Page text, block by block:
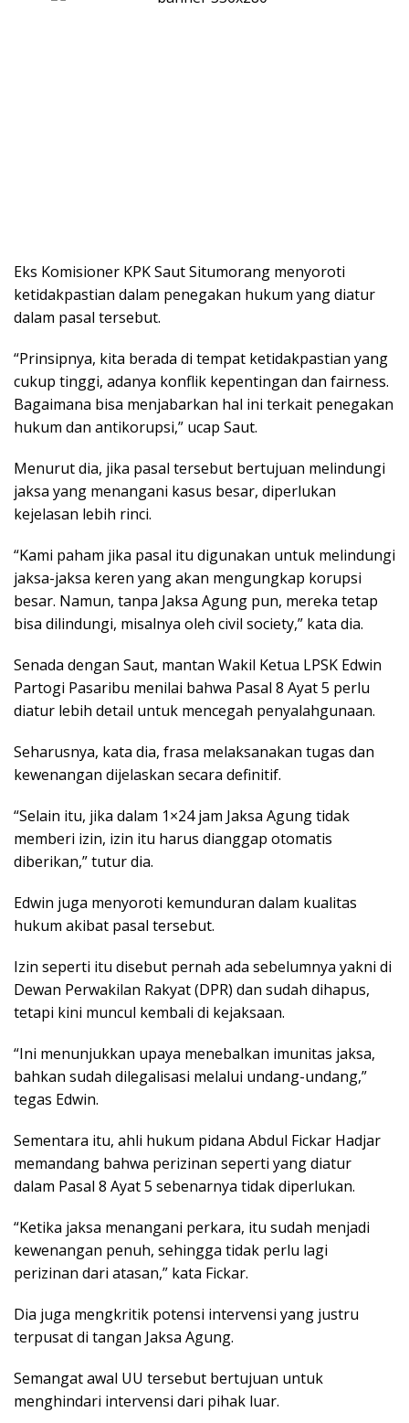
Eks Komisioner KPK Saut Situmorang menyoroti
ketidakpastian dalam penegakan hukum yang diatur
dalam pasal tersebut.
“Prinsipnya, kita berada di tempat ketidakpastian yang
cukup tinggi, adanya konflik kepentingan dan fairness.
Bagaimana bisa menjabarkan hal ini terkait penegakan
hukum dan antikorupsi,” ucap Saut.
Menurut dia, jika pasal tersebut bertujuan melindungi
jaksa yang menangani kasus besar, diperlukan
kejelasan lebih rinci.
“Kami paham jika pasal itu digunakan untuk melindungi
jaksa-jaksa keren yang akan mengungkap korupsi
besar. Namun, tanpa Jaksa Agung pun, mereka tetap
bisa dilindungi, misalnya oleh civil society,” kata dia.
Senada dengan Saut, mantan Wakil Ketua LPSK Edwin
Partogi Pasaribu menilai bahwa Pasal 8 Ayat 5 perlu
diatur lebih detail untuk mencegah penyalahgunaan.
Seharusnya, kata dia, frasa melaksanakan tugas dan
kewenangan dijelaskan secara definitif.
“Selain itu, jika dalam 1×24 jam Jaksa Agung tidak
memberi izin, izin itu harus dianggap otomatis
diberikan,” tutur dia.
Edwin juga menyoroti kemunduran dalam kualitas
hukum akibat pasal tersebut.
Izin seperti itu disebut pernah ada sebelumnya yakni di
Dewan Perwakilan Rakyat (DPR) dan sudah dihapus,
tetapi kini muncul kembali di kejaksaan.
“Ini menunjukkan upaya menebalkan imunitas jaksa,
bahkan sudah dilegalisasi melalui undang-undang,”
tegas Edwin.
Sementara itu, ahli hukum pidana Abdul Fickar Hadjar
memandang bahwa perizinan seperti yang diatur
dalam Pasal 8 Ayat 5 sebenarnya tidak diperlukan.
“Ketika jaksa menangani perkara, itu sudah menjadi
kewenangan penuh, sehingga tidak perlu lagi
perizinan dari atasan,” kata Fickar.
Dia juga mengkritik potensi intervensi yang justru
terpusat di tangan Jaksa Agung.
Semangat awal UU tersebut bertujuan untuk
menghindari intervensi dari pihak luar.